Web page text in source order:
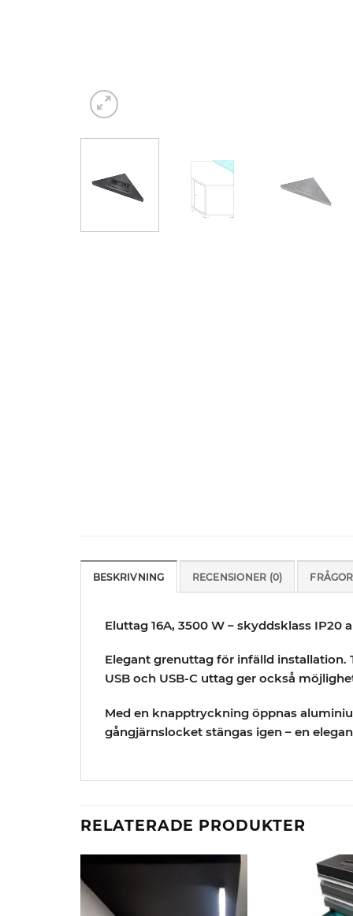
BESKRIVNING RECENSIONER (0)
Eluttag 16A, 3500 W – skyddsklass
Elegant grenuttag för infälld
USB och USB-C uttag ger också
Med en knapptryckning öppnas
gångjärnslocket stängas igen – en
RELATERADE PRODUKTER